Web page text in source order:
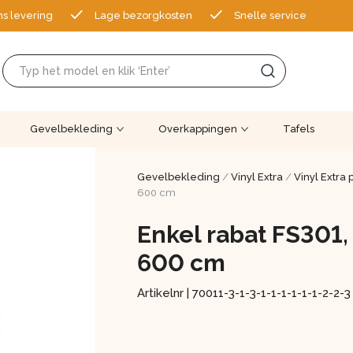
levering Lage bezorgkosten Snelle service
Gevelbekleding Overkappingen Tafels
Gevelbekleding /Vinyl Extra /Vinyl Extra
600 cm
Enkel rabat
600 cm
Artikelnr |70011-3-1-3-1-1-1-1-1-1-2-2-3